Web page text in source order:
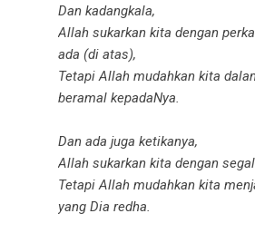
Dan kadangkala,
Allah sukarkan kita dengan
ada (di atas),
Tetapi Allah mudahkan kita
beramal kepadaNya.
Dan ada juga ketikanya,
Allah sukarkan kita dengan
Tetapi Allah mudahkan kita
yang Dia redha.